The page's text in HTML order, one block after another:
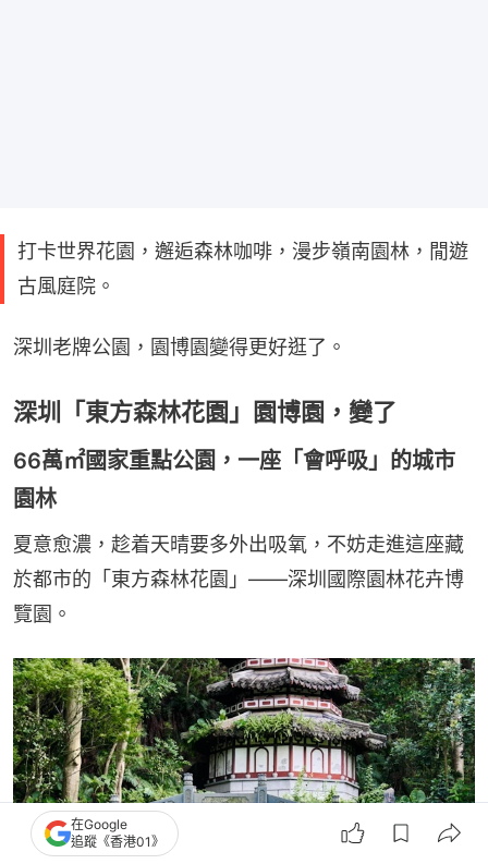
打卡世界花園，邂逅森林咖啡，漫步嶺南園林，閒遊
古風庭院。
深圳老牌公園，園博園變得更好逛了。
深圳「東方森林花園」園博園，變了
66萬㎡國家重點公園，一座「會呼吸」的城市
園林
夏意愈濃，趁着天晴要多外出吸氧，不妨走進這座藏
於都市的「東方森林花園」——深圳國際園林花卉博
覽園。
在Google
追蹤《香港01》